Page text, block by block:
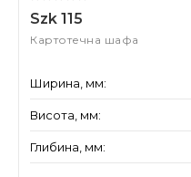
Szk 115
Картотечна шафа
Ширина, мм:
Висота, мм:
Глибина, мм: